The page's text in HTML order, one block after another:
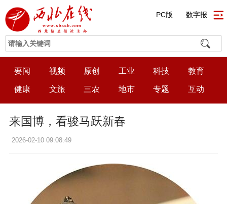
PC版 数字报
要闻 视频 原创 工业 科技 教育
健康 文旅 三农 地市 专题 互动
来国博，看骏马跃新春
2026-02-10 09:08:49